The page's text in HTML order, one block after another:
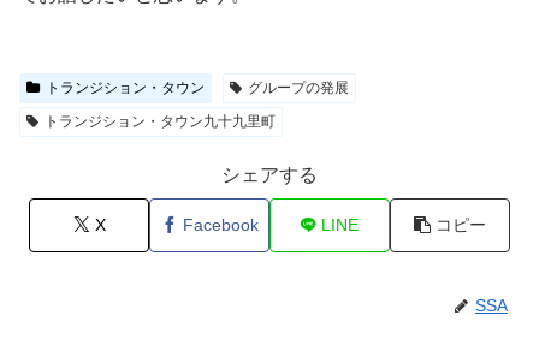
トランジション・タウン
グループの発展
トランジション・タウン九十九里町
シェアする
X Facebook LINE コピー
SSA